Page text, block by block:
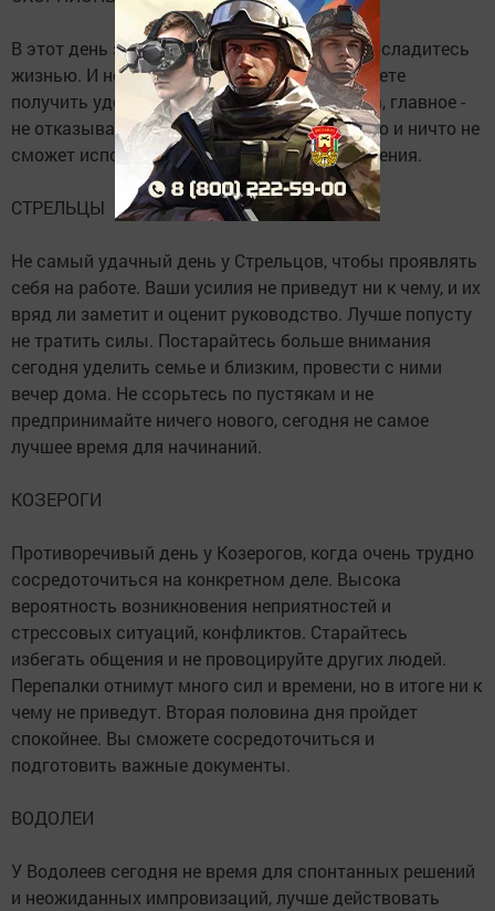
В этот день звезды говорят Скорпионам: насладитесь
жизнью. И неважно, в какой сфере вы сможете
получить удовольствие, на работе или дома, главное -
не отказывайте себе ни в чем. Сегодня никто и ничто не
сможет испортить вашего хорошего настроения.
СТРЕЛЬЦЫ
Не самый удачный день у Стрельцов, чтобы проявлять
себя на работе. Ваши усилия не приведут ни к чему, и их
вряд ли заметит и оценит руководство. Лучше попусту
не тратить силы. Постарайтесь больше внимания
сегодня уделить семье и близким, провести с ними
вечер дома. Не ссорьтесь по пустякам и не
предпринимайте ничего нового, сегодня не самое
лучшее время для начинаний.
КОЗЕРОГИ
Противоречивый день у Козерогов, когда очень трудно
сосредоточиться на конкретном деле. Высока
вероятность возникновения неприятностей и
стрессовых ситуаций, конфликтов. Старайтесь
избегать общения и не провоцируйте других людей.
Перепалки отнимут много сил и времени, но в итоге ни к
чему не приведут. Вторая половина дня пройдет
спокойнее. Вы сможете сосредоточиться и
подготовить важные документы.
ВОДОЛЕИ
У Водолеев сегодня не время для спонтанных решений
и неожиданных импровизаций, лучше действовать